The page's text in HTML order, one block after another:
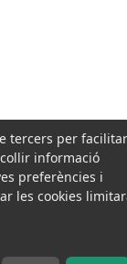
tercers per
informació
preferències i
les cookies